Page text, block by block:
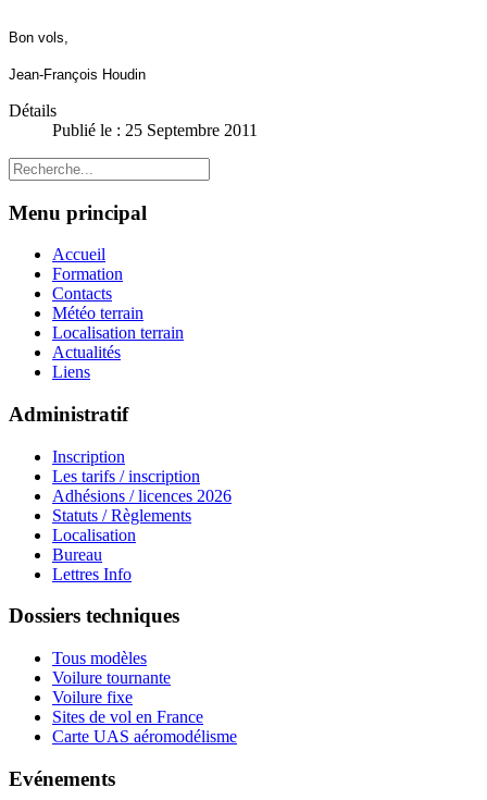
Bon vols,
Jean-François Houdin
Détails
Publié le : 25 Septembre 2011
Menu principal
Accueil
Formation
Contacts
Météo terrain
Localisation terrain
Actualités
Liens
Administratif
Inscription
Les tarifs / inscription
Adhésions / licences 2026
Statuts / Règlements
Localisation
Bureau
Lettres Info
Dossiers techniques
Tous modèles
Voilure tournante
Voilure fixe
Sites de vol en France
Carte UAS aéromodélisme
Evénements